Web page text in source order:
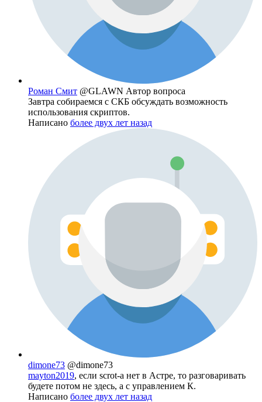
Роман Смит @GLAWN Автор вопроса
Завтра собираемся с СКБ обсуждать возможность
использования скриптов.
Написано более двух лет назад
dimone73 @dimone73
mayton2019, если scrot-a нет в Астре, то разговаривать
будете потом не здесь, а с управлением К.
Написано более двух лет назад